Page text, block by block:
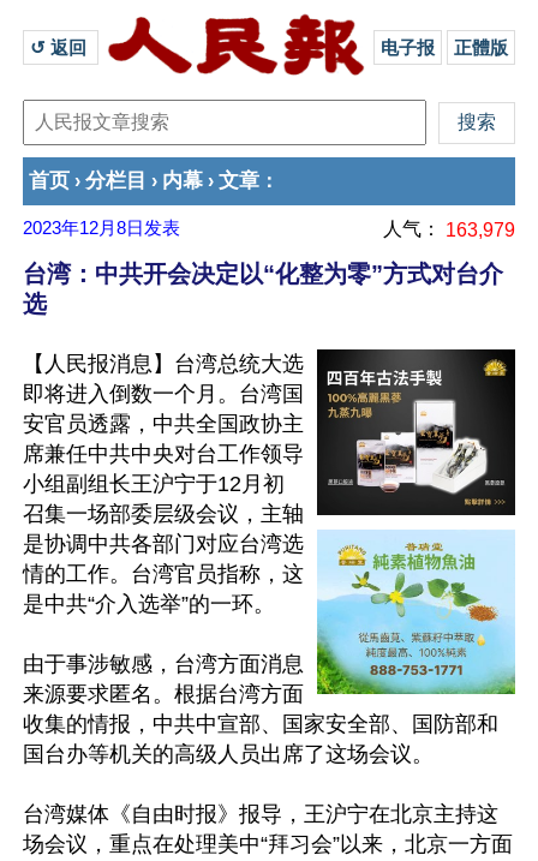
↺ 返回 电子报 正體版
首页 › 分栏目 › 内幕 › 文章 ：
2023年12月8日 发表 人气： 163,979
台湾：中共开会决定以“化整为零”方式对台介
选
【人民报消息】台湾总统大选
即将进入倒数一个月。台湾国
安官员透露，中共全国政协主
席兼任中共中央对台工作领导
小组副组长王沪宁于12月初
召集一场部委层级会议，主轴
是协调中共各部门对应台湾选
情的工作。台湾官员指称，这
是中共“介入选举”的一环。
由于事涉敏感，台湾方面消息
来源要求匿名。根据台湾方面
收集的情报，中共中宣部、国家安全部、国防部和
国台办等机关的高级人员出席了这场会议。
台湾媒体《自由时报》报导，王沪宁在北京主持这
场会议，重点在处理美中“拜习会”以来，北京一方面